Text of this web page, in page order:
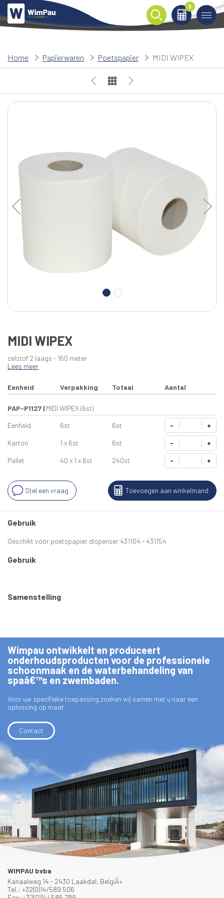
0
0
Home Papierwaren Poetspapier MIDI WIPEX
MIDI WIPEX
celstof 2 laags - 160 meter
Lees meer
Eenheid Verpakking Totaal Aantal
PAP-P1127 | MIDI WIPEX (6st)
Eenheid
6st 6st - +
Karton 1 x 6st 6st - +
Pallet 40 x 1 x 6st 240st - +
Toevoegen aan winkelmand
Stel een vraag
Gebruik
Geschikt voor poetspapier dispenser 431104 - 431154
Gebruik
Samenstelling
Wimpau ontwikkelt en produceert
onderhoudsproducten voor de professionele
schoonmaak en de waterbehandeling van
spaâ€™s en zwembaden.
Voor uw specifieke toepassing zoeken wij samen met u naar een
oplossing op maat.
Contact
WIMPAU bvba
Kanaalweg 14 - 2430 Laakdal, BelgiÃ«
Tel.: +32(0)14/589 506